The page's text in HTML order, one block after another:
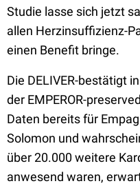
Studie lasse sich jetzt
allen Herzinsuffizienz-
einen Benefit bringe.
Die DELIVER-bestätigt
der EMPEROR-
Daten bereits für
Solomon und
über 20.000 weitere
anwesend waren,